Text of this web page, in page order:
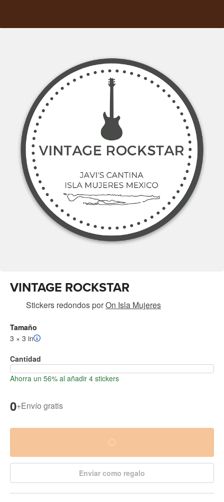
VINTAGE ROCKSTAR
Stickers redondosporOn Isla Mujeres
Tamaño
3 × 3 in
Cantidad
Ahorra un 56% al añadir 4 stickers
0+Envío gratis
Enviar como regalo